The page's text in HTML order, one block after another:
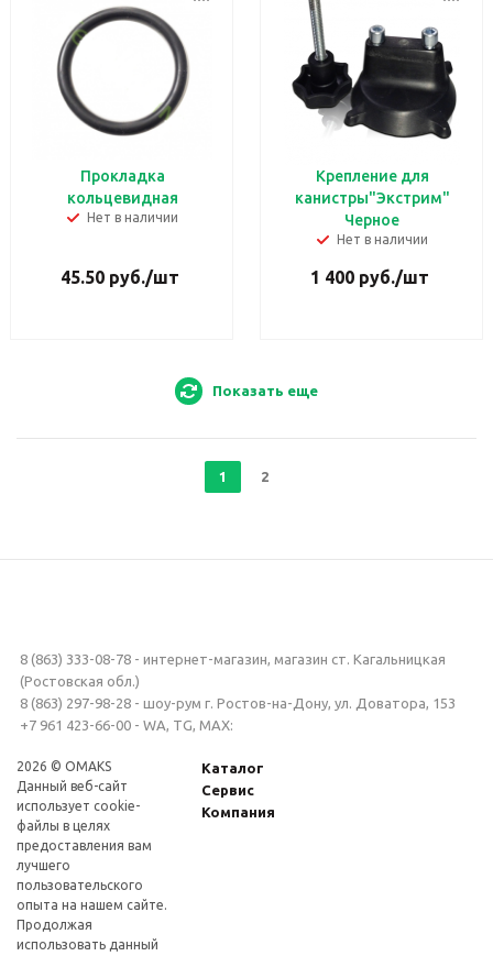
Прокладка
кольцевидная
Нет в наличии
45.50 руб./шт
Крепление для
канистры"Экстрим"
Черное
Нет в наличии
1 400 руб./шт
Показать еще
1 2
8 (863) 333-08-78 - интернет-магазин, магазин ст. Кагальницкая
(Ростовская обл.)
8 (863) 297-98-28 - шоу-рум г. Ростов-на-Дону, ул. Доватора, 153
+7 961 423-66-00 - WA, TG, MAX:
2026 © OMAKS
Данный веб-сайт
использует cookie-
файлы в целях
предоставления вам
лучшего
пользовательского
опыта на нашем сайте.
Продолжая
использовать данный
Каталог
Сервис
Компания